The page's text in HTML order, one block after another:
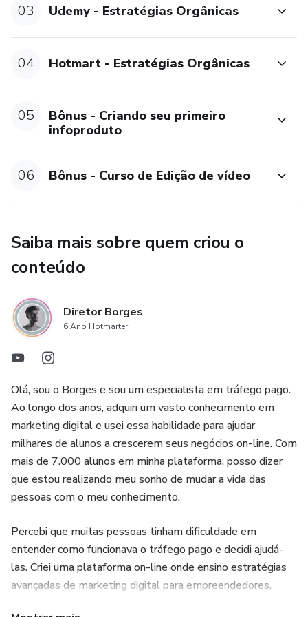
03 Udemy - Estratégias Orgânicas
04 Hotmart - Estratégias Orgânicas
05
Bônus - Criando seu primeiro
infoproduto
06 Bônus - Curso de Edição de vídeo
Saiba mais sobre quem criou o
conteúdo
Diretor Borges
6 Ano Hotmarter
Olá, sou o Borges e sou um especialista em tráfego pago.
Ao longo dos anos, adquiri um vasto conhecimento em
marketing digital e usei essa habilidade para ajudar
milhares de alunos a crescerem seus negócios on-line. Com
mais de 7.000 alunos em minha plataforma, posso dizer
que estou realizando meu sonho de mudar a vida das
pessoas com o meu conhecimento.
Percebi que muitas pessoas tinham dificuldade em
entender como funcionava o tráfego pago e decidi ajudá-
las. Criei uma plataforma on-line onde ensino estratégias
avançadas de marketing digital para empreendedores,